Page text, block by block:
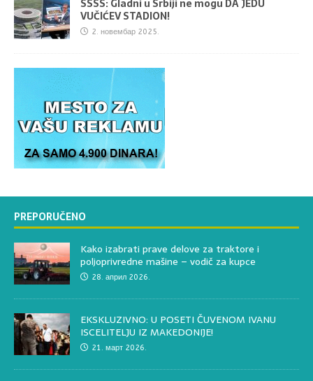
SSSS: Gladni u Srbiji ne mogu DA JEDU
VUČIĆEV STADION!
2. новембар 2025.
PREPORUČENO
Kako izabrati prave delove za traktore i
poljoprivredne mašine – vodič za kupce
28. април 2026.
EKSKLUZIVNO: U POSETI ČUVENOM IVANU
ISCELITELJU IZ MAKEDONIJE!
21. март 2026.